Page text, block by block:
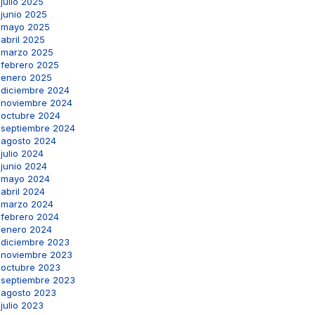
junio 2025
mayo 2025
abril 2025
marzo 2025
febrero 2025
enero 2025
diciembre 2024
noviembre 2024
octubre 2024
septiembre 2024
agosto 2024
julio 2024
junio 2024
mayo 2024
abril 2024
marzo 2024
febrero 2024
enero 2024
diciembre 2023
noviembre 2023
octubre 2023
septiembre 2023
agosto 2023
julio 2023